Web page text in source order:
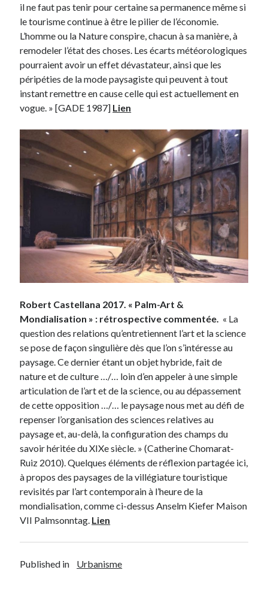
il ne faut pas tenir pour certaine sa permanence même si
le tourisme continue à être le pilier de l’économie.
L’homme ou la Nature conspire, chacun à sa manière, à
remodeler l’état des choses. Les écarts météorologiques
pourraient avoir un effet dévastateur, ainsi que les
péripéties de la mode paysagiste qui peuvent à tout
instant remettre en cause celle qui est actuellement en
vogue. » [GADE 1987] Lien
Robert Castellana 2017. « Palm-Art &
Mondialisation » : rétrospective commentée. « La
question des relations qu’entretiennent l’art et la science
se pose de façon singulière dès que l’on s’intéresse au
paysage. Ce dernier étant un objet hybride, fait de
nature et de culture …/… loin d’en appeler à une simple
articulation de l’art et de la science, ou au dépassement
de cette opposition …/… le paysage nous met au défi de
repenser l’organisation des sciences relatives au
paysage et, au-delà, la configuration des champs du
savoir héritée du XIXe siècle. » (Catherine Chomarat-
Ruiz 2010). Quelques éléments de réflexion partagée ici,
à propos des paysages de la villégiature touristique
revisités par l’art contemporain à l’heure de la
mondialisation, comme ci-dessus Anselm Kiefer Maison
VII Palmsonntag. Lien
Published in Urbanisme